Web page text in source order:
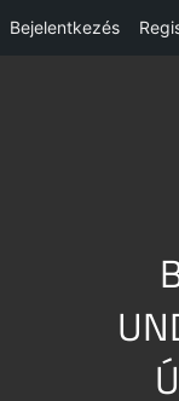
Bejelentkezés